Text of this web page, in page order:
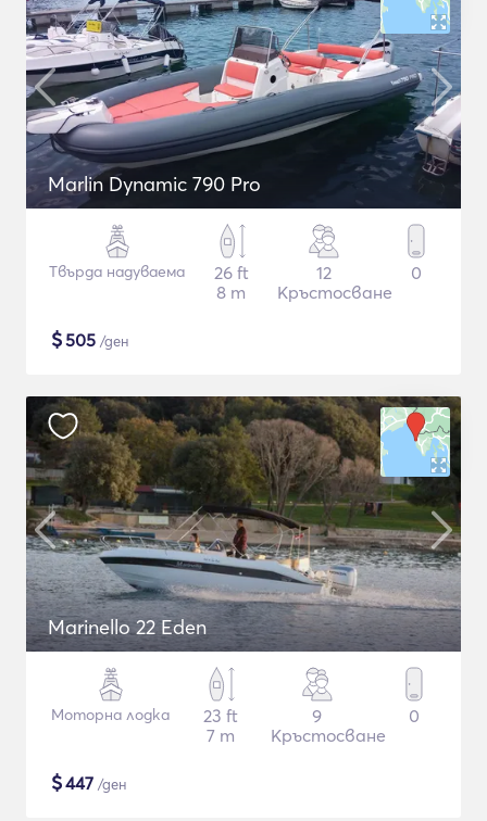
Marlin Dynamic 790 Pro
Твърда надуваема
26 ft
8 m
12
Кръстосване
0
$505 /ден
Marinello 22 Eden
Моторна лодка
23 ft
7 m
9
Кръстосване
0
$447 /ден